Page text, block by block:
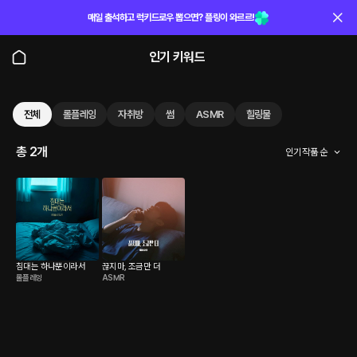
매일 출석하고 럭키드로우 뽑으면? 플링이 와르르!
인기 키워드
전체 롤플레잉 자취방 썸 ASMR 힐링물
총 2개 인기 작품 순
침대는 하나뿐이라서
롤플레잉
끊지마, 조금만 더
ASMR